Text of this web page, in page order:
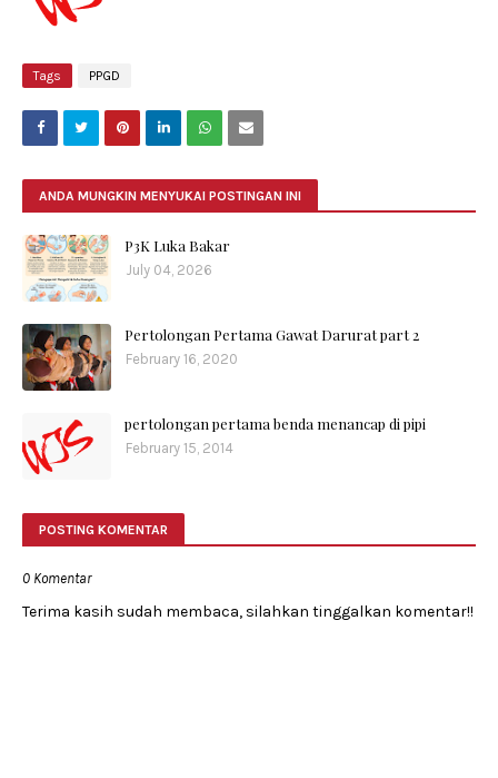
Tags PPGD
ANDA MUNGKIN MENYUKAI POSTINGAN INI
P3K Luka Bakar
July 04, 2026
Pertolongan Pertama Gawat Darurat part 2
February 16, 2020
pertolongan pertama benda menancap di pipi
February 15, 2014
POSTING KOMENTAR
0 Komentar
Terima kasih sudah membaca, silahkan tinggalkan komentar!!